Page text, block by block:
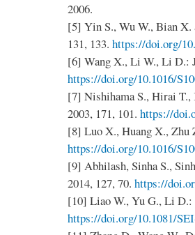
2006.
[5] Yin S., Wu W., Bian X.
131, 133. https://doi.org/
[6] Wang X., Li W., Li D.:
https://doi.org/10.1016/
[7] Nishihama S., Hirai T.,
2003, 171, 101. https://
[8] Luo X., Huang X., Zhu
https://doi.org/10.1016/
[9] Abhilash, Sinha S.,
2014, 127, 70. https://
[10] Liao W., Yu G., Li D.:
https://doi.org/10.1081/